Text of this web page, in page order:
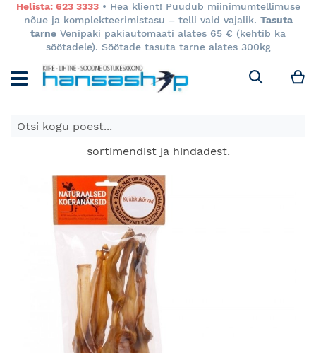
Helista: 623 3333• Hea klient! Puudub miinimumtellimuse
nõue ja komplekteerimistasu – telli vaid vajalik. Tasuta
tarne Venipaki pakiautomaati alates 65 € (kehtib ka
söötadele). Söötade tasuta tarne alates 300kg
Otsi
E-poes kuvatavad toodete hinnad kehtivad ainult e-
poes ja võivad erineda Keila ja Tartu poodide
sortimendist ja hindadest.